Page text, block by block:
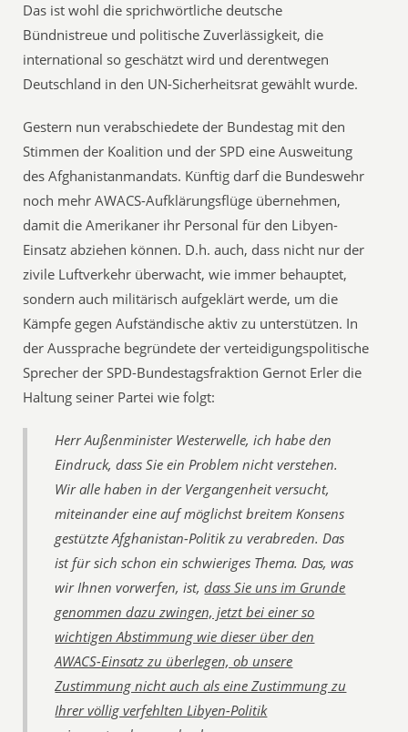
Das ist wohl die sprichwörtliche deutsche
Bündnistreue und politische Zuverlässigkeit, die
international so geschätzt wird und derentwegen
Deutschland in den UN-Sicherheitsrat gewählt wurde.
Gestern nun verabschiedete der Bundestag mit den
Stimmen der Koalition und der SPD eine Ausweitung
des Afghanistanmandats. Künftig darf die Bundeswehr
noch mehr AWACS-Aufklärungsflüge übernehmen,
damit die Amerikaner ihr Personal für den Libyen-
Einsatz abziehen können. D.h. auch, dass nicht nur der
zivile Luftverkehr überwacht, wie immer behauptet,
sondern auch militärisch aufgeklärt werde, um die
Kämpfe gegen Aufständische aktiv zu unterstützen. In
der Aussprache begründete der verteidigungspolitische
Sprecher der SPD-Bundestagsfraktion Gernot Erler die
Haltung seiner Partei wie folgt:
Herr Außenminister Westerwelle, ich habe den
Eindruck, dass Sie ein Problem nicht verstehen.
Wir alle haben in der Vergangenheit versucht,
miteinander eine auf möglichst breitem Konsens
gestützte Afghanistan-Politik zu verabreden. Das
ist für sich schon ein schwieriges Thema. Das, was
wir Ihnen vorwerfen, ist,dass Sie uns im Grunde
genommen dazu zwingen, jetzt bei einer so
wichtigen Abstimmung wie dieser über den
AWACS-Einsatz zu überlegen, ob unsere
Zustimmung nicht auch als eine Zustimmung zu
Ihrer völlig verfehlten Libyen-Politik